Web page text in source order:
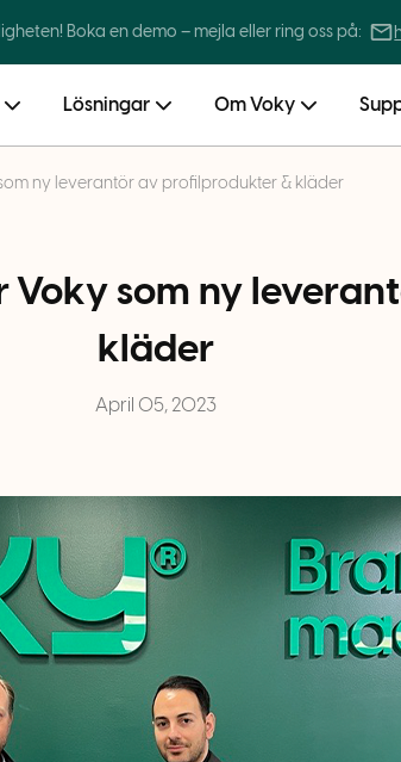
Boka en demo – mejla eller ring oss på:
Lösningar Om Voky
ny leverantör av profilprodukter & kläder
Voky som ny
kläder
April 05, 2023